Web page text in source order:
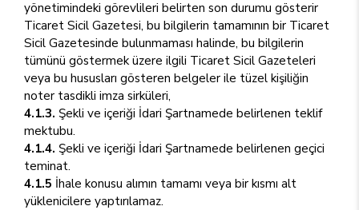
yönetimindeki görevlileri belirten son durumu gösterir
Ticaret Sicil Gazetesi, bu bilgilerin tamamının bir Ticaret
Sicil Gazetesinde bulunmaması halinde, bu bilgilerin
tümünü göstermek üzere ilgili Ticaret Sicil Gazeteleri
veya bu hususları gösteren belgeler ile tüzel kişiliğin
noter tasdikli imza sirküleri,
4.1.3. Şekli ve içeriği İdari Şartnamede belirlenen teklif
mektubu.
4.1.4. Şekli ve içeriği İdari Şartnamede belirlenen geçici
teminat.
4.1.5 İhale konusu alımın tamamı veya bir kısmı alt
yüklenicilere yaptırılamaz.